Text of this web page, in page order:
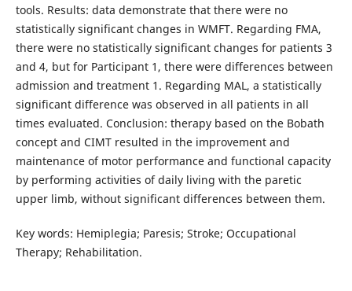
tools. Results: data demonstrate that there were no
statistically significant changes in WMFT. Regarding FMA,
there were no statistically significant changes for patients 3
and 4, but for Participant 1, there were differences between
admission and treatment 1. Regarding MAL, a statistically
significant difference was observed in all patients in all
times evaluated. Conclusion: therapy based on the Bobath
concept and CIMT resulted in the improvement and
maintenance of motor performance and functional capacity
by performing activities of daily living with the paretic
upper limb, without significant differences between them.
Key words: Hemiplegia; Paresis; Stroke; Occupational
Therapy; Rehabilitation.